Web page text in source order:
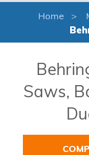
Home
Saws,